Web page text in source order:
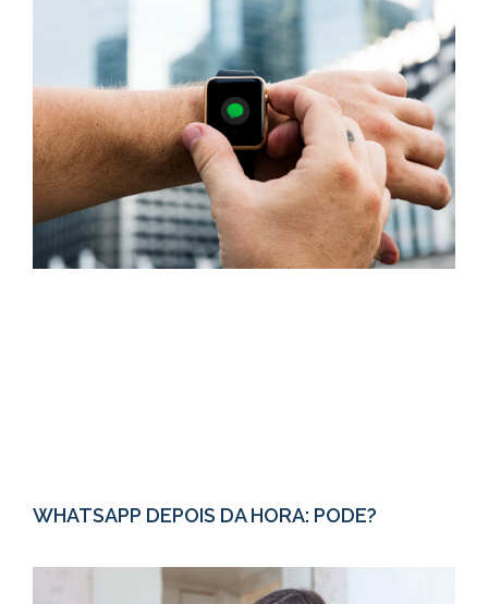
WHATSAPP DEPOIS DA HORA: PODE?